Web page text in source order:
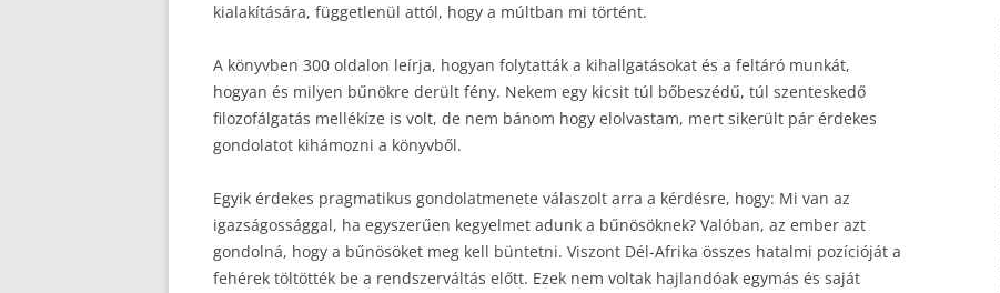
kialakítására, függetlenül attól, hogy a múltban mi történt.
A könyvben 300 oldalon leírja, hogyan folytatták a kihallgatásokat és a feltáró munkát,
hogyan és milyen bűnökre derült fény. Nekem egy kicsit túl bőbeszédű, túl szenteskedő
filozofálgatás mellékíze is volt, de nem bánom hogy elolvastam, mert sikerült pár érdekes
gondolatot kihámozni a könyvből.
Egyik érdekes pragmatikus gondolatmenete válaszolt arra a kérdésre, hogy: Mi van az
igazságossággal, ha egyszerűen kegyelmet adunk a bűnösöknek? Valóban, az ember azt
gondolná, hogy a bűnösöket meg kell büntetni. Viszont Dél-Afrika összes hatalmi pozícióját a
fehérek töltötték be a rendszerváltás előtt. Ezek nem voltak hajlandóak egymás és saját